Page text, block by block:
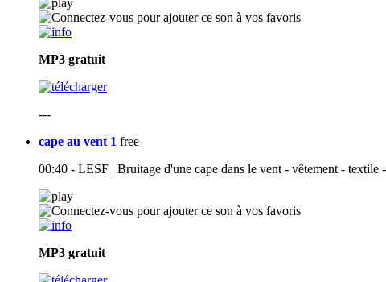
MP3 gratuit
---
cape au vent 1 free
00:40 - LESF | Bruitage d'une cape dans le vent - vêtement - textile
MP3 gratuit